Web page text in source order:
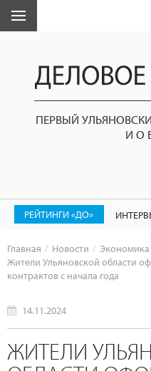
ПЕРВЫЙ
И О
РЕЙТИНГИ «ДО»
Главная Новости
Экономика
Жители Ульяновской области
контрактов с начала года
14.11.2024
ЖИТЕЛИ